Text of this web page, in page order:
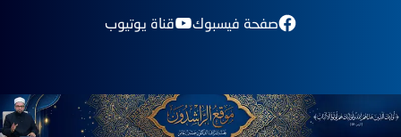
صفحة فيسبوك قناة يوتيوب